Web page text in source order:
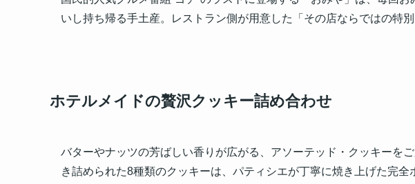
いし持ち帰る手土産。レストラン側が用意した「その店ならではの特
ホテルメイドの贅沢クッキー詰め合わせ
バターやナッツの芳ばしい香りが広がる、アソーテッド・クッキーを
き詰められた8種類のクッキーは、パティシエが丁寧に焼き上げた完